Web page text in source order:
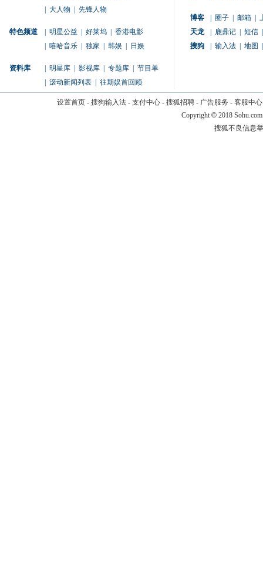
大人物 先锋人物
特色频道 明星公益 好莱坞
香港电影
嘻哈音乐 独家 韩娱 日娱
资料库 明星库 影视库 专题库
节目单
滚动新闻列表 往期娱首回顾
博客 圈子 邮箱
天龙
鹿鼎记 短信
搜狗
输入法 地图
设置首页- 搜狗输入法- 支付中心- 搜狐招聘- 广告服务 - 客服中心
Copyright © 2018
搜狐不良信息